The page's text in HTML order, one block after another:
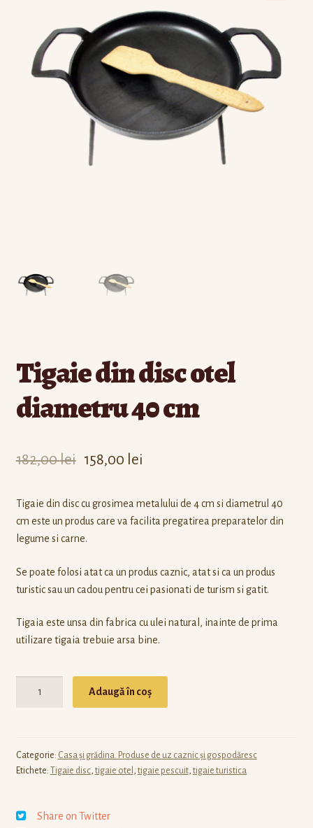
Politică de confidențialitate
Termeni și condiții
Tigaie din disc otel
diametru 40 cm
182,00lei 158,00 lei
Tigaie din disc cu grosimea metalului de 4 cm si diametrul 40
cm este un produs care va facilita pregatirea preparatelor din
legume si carne.
Se poate folosi atat ca un produs caznic, atat si ca un produs
turistic sau un cadou pentru cei pasionati de turism si gatit.
Tigaia este unsa din fabrica cu ulei natural, inainte de prima
utilizare tigaia trebuie arsa bine.
Adaugă în coș
Categorie: Casa și grădina. Produse de uz caznic și gospodăresc
Etichete: Tigaie disc, tigaie otel , tigaie pescuit, tigaie turistica
Share on Twitter